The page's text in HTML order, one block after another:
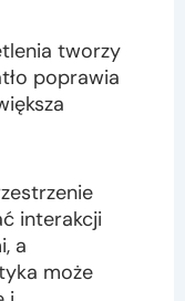
tworzy
poprawia
interakcji
a
może